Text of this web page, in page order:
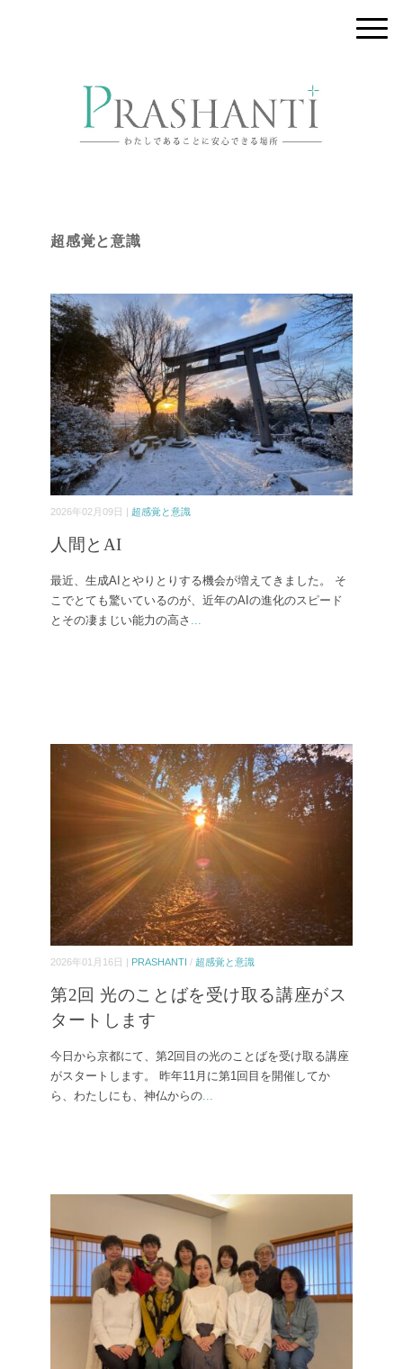
超感覚と意識
2026年02月09日 | 超感覚と意識
人間とAI
最近、生成AIとやりとりする機会が増えてきました。 そ
こでとても驚いているのが、近年のAIの進化のスピード
とその凄まじい能力の高さ ...
2026年01月16日 | PRASHANTI / 超感覚と意識
第2回 光のことばを受け取る講座がス
タートします
今日から京都にて、第2回目の光のことばを受け取る講座
がスタートします。 昨年11月に第1回目を開催してか
ら、わたしにも、神仏からの...